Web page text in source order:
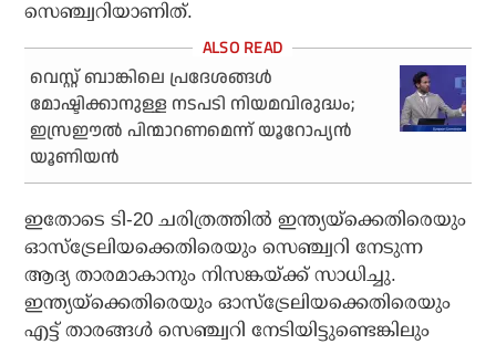
സെഞ്ച്വറിയാണിത്.
വെസ്റ്റ് ബാങ്കിലെ പ്രദേശങ്ങള്‍
മോഷ്ടിക്കാനുള്ള നടപടി നിയമവിരുദ്ധം;
ഇസ്രഈല്‍ പിന്മാറണമെന്ന് യൂറോപ്യന്‍
യൂണിയന്‍
ഇതോടെ ടി-20 ചരിത്രത്തില്‍ ഇന്ത്യയ്‌ക്കെതിരെയും
ഓസ്‌ട്രേലിയക്കെതിരെയും സെഞ്ച്വറി നേടുന്ന
ആദ്യ താരമാകാനും നിസങ്കയ്ക്ക് സാധിച്ചു.
ഇന്ത്യയ്‌ക്കെതിരെയും ഓസ്‌ട്രേലിയക്കെതിരെയും
എട്ട് താരങ്ങള്‍ സെഞ്ച്വറി നേടിയിട്ടുണ്ടെങ്കിലും